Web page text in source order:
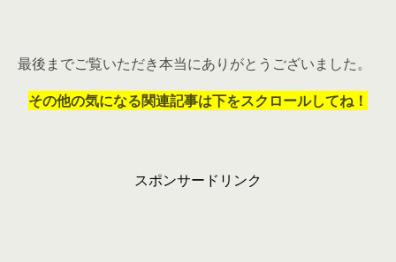
最後までご覧いただき本当にありがとうございました。
その他の気になる関連記事は下をスクロールしてね！
スポンサードリンク